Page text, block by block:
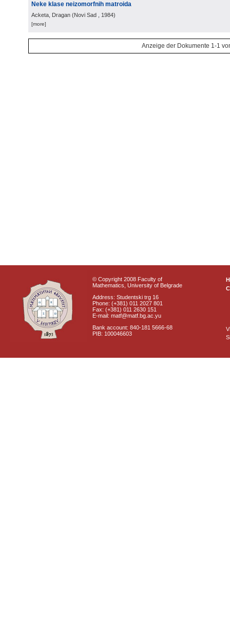
Neke klase neizomorfnih matroida
Acketa, Dragan (Novi Sad , 1984)
[more]
Anzeige der Dokumente 1-1
© Copyright 2008 Faculty of
Mathematics, University of Belgrade
Address: Studentski trg 16
Phone: (+381) 011 2027 801
Fax: (+381) 011 2630 151
E-mail: matf@matf.bg.ac.yu
Bank account: 840-181 5666-68
PIB: 100046603